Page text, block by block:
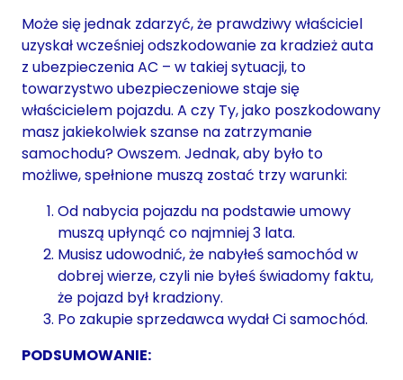
Może się jednak zdarzyć, że prawdziwy właściciel
uzyskał wcześniej odszkodowanie za kradzież auta
z ubezpieczenia AC – w takiej sytuacji, to
towarzystwo ubezpieczeniowe staje się
właścicielem pojazdu. A czy Ty, jako poszkodowany
masz jakiekolwiek szanse na zatrzymanie
samochodu? Owszem. Jednak, aby było to
możliwe, spełnione muszą zostać trzy warunki:
Od nabycia pojazdu na podstawie umowy
muszą upłynąć co najmniej 3 lata.
Musisz udowodnić, że nabyłeś samochód w
dobrej wierze, czyli nie byłeś świadomy faktu,
że pojazd był kradziony.
Po zakupie sprzedawca wydał Ci samochód.
PODSUMOWANIE: